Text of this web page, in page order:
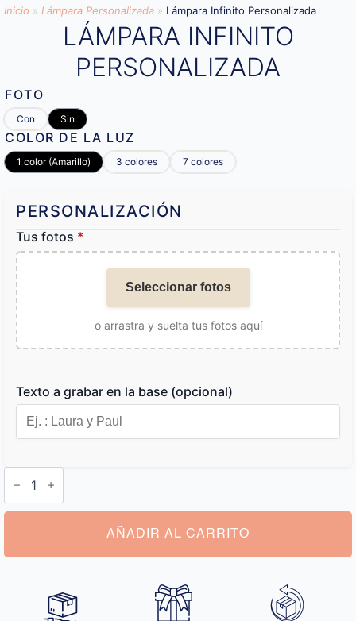
Inicio » Lámpara Personalizada » Lámpara Infinito Personalizada
LÁMPARA INFINITO
PERSONALIZADA
FOTO
Con Sin
COLOR DE LA LUZ
1 color (Amarillo) 3 colores 7 colores
PERSONALIZACIÓN
Tus fotos *
Seleccionar fotos
o arrastra y suelta tus fotos aquí
Texto a grabar en la base (opcional)
Lámpara
Infinito
Personalizada
cantidad
AÑADIR AL CARRITO